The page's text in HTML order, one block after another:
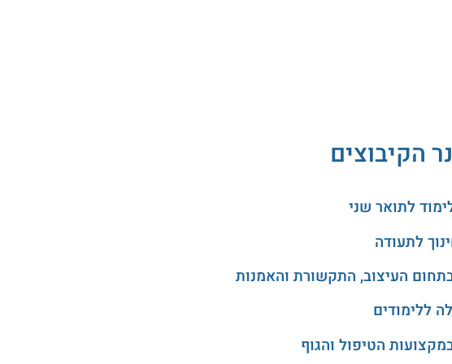
הקיבוצים
לתואר שני
לתעודה
העיצוב, התקשורת והאמנות
ללימודים
הטיפול והגוף